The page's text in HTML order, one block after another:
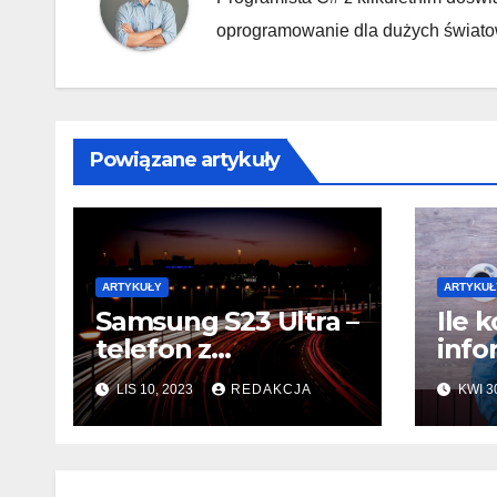
oprogramowanie dla dużych
Powiązane artykuły
ARTYKUŁY
Samsung S23 Ultra –
telefon z
Nightografią
LIS 10, 2023 REDAKCJA
Ile
KWI